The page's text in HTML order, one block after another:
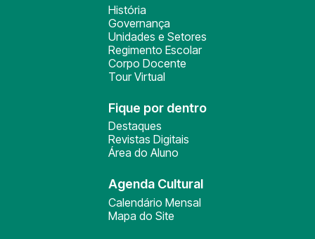
História
Governança
Unidades e Setores
Regimento Escolar
Corpo Docente
Tour Virtual
Fique por dentro
Destaques
Revistas Digitais
Área do Aluno
Agenda Cultural
Calendário Mensal
Mapa do Site